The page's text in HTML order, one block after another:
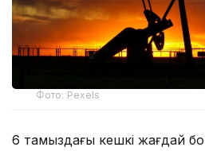
Фото: Pexels
6 тамыздағы кешкі жағдай